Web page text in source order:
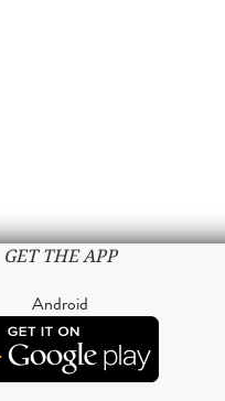
GET THE APP
Android